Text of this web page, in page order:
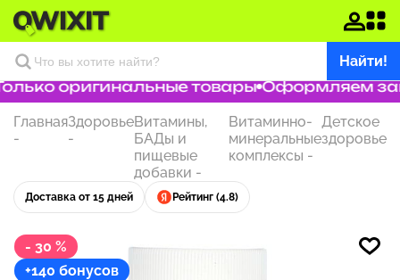
Найти!
оригинальные товары Оформляем
Главная
-
Здоровье
-
Витамины,
БАДы и
пищевые
добавки -
Витаминно-
минеральные
комплексы -
Детское
здоровье
Доставка от 15 дней Рейтинг (4.8)
- 30 %
+140 бонусов